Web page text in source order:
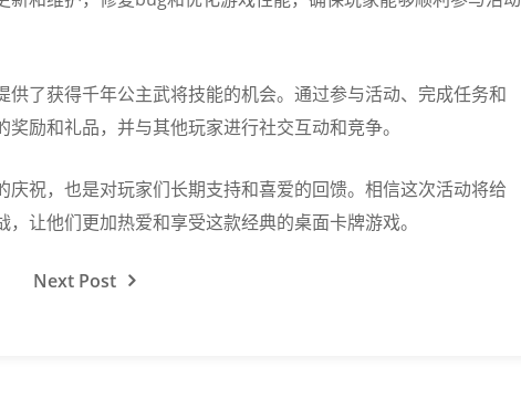
供了获得千年公主武将技能的机会。通过参与活动、完成任务和
励和礼品，并与其他玩家进行社交互动和竞争。
庆祝，也是对玩家们长期支持和喜爱的回馈。相信这次活动将给
让他们更加热爱和享受这款经典的桌面卡牌游戏。
Next Post